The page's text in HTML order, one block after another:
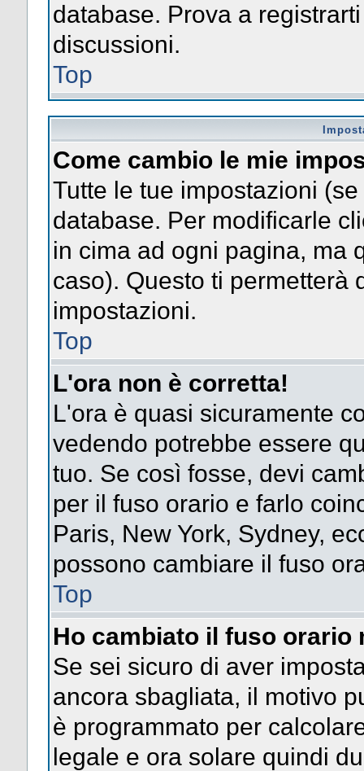
database. Prova a
discussioni.
Top
Come cambio le mie
Tutte le tue impostazioni
database. Per modificarle
in cima ad ogni pagina, ma
caso). Questo ti permetterà
impostazioni.
Top
L'ora non è corretta!
L'ora è quasi sicuramente
vedendo potrebbe essere
tuo. Se così fosse, devi
per il fuso orario e farlo
Paris, New York, Sydney,
possono cambiare il fuso
Top
Ho cambiato il fuso orario
Se sei sicuro di aver
ancora sbagliata, il motivo
è programmato per
legale e ora solare quindi